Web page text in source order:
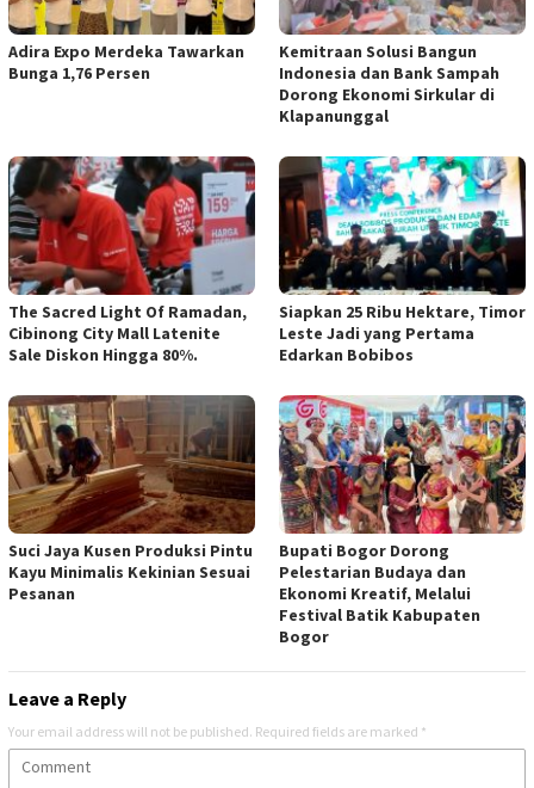
Adira Expo Merdeka Tawarkan
Bunga 1,76 Persen
Kemitraan Solusi Bangun
Indonesia dan Bank Sampah
Dorong Ekonomi Sirkular di
Klapanunggal
The Sacred Light Of Ramadan,
Cibinong City Mall Latenite
Sale Diskon Hingga 80%.
Siapkan 25 Ribu Hektare, Timor
Leste Jadi yang Pertama
Edarkan Bobibos
Suci Jaya Kusen Produksi Pintu
Kayu Minimalis Kekinian Sesuai
Pesanan
Bupati Bogor Dorong
Pelestarian Budaya dan
Ekonomi Kreatif, Melalui
Festival Batik Kabupaten
Bogor
Leave a Reply
Your email address will not be published. Required fields are marked *